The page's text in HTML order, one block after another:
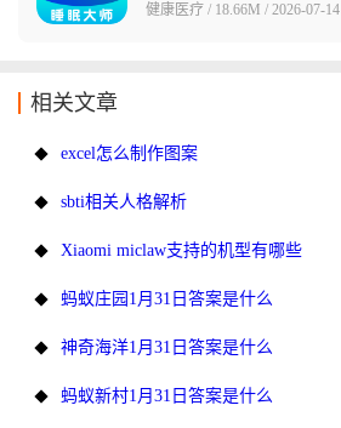
健康医疗 / 18.66M / 2026-07-14
相关文章
excel怎么制作图案
sbti相关人格解析
Xiaomi miclaw支持的机型有哪些
蚂蚁庄园1月31日答案是什么
神奇海洋1月31日答案是什么
蚂蚁新村1月31日答案是什么